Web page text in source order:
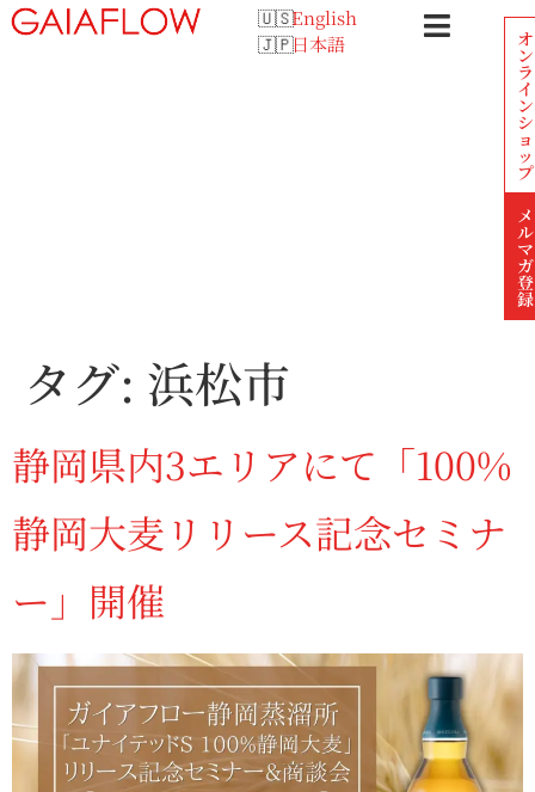
English
日本語
オ
ン
ラ
イ
ン
シ
ョ
ッ
プ
メ
ル
マ
ガ
登
録
タグ: 浜松市
静岡県内3エリアにて「100%
静岡大麦リリース記念セミナ
ー」開催